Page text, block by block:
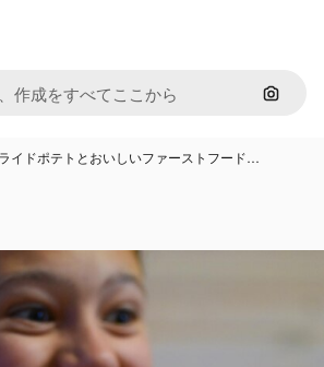
画像で
イドポテトとおいしいファーストフード…